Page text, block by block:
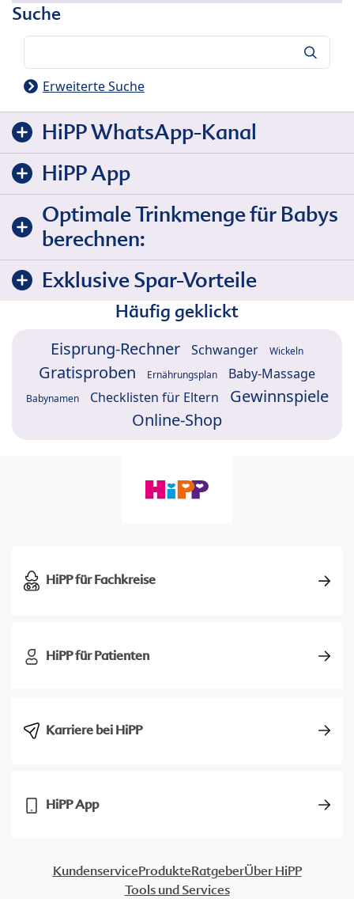
Suche
Erweiterte Suche
HiPP WhatsApp-Kanal
HiPP App
Optimale Trinkmenge für Babys
berechnen:
Exklusive Spar-Vorteile
Häufig geklickt
Eisprung-Rechner Schwanger Wickeln
Gratisproben Ernährungsplan Baby-Massage
Babynamen Checklisten für Eltern
Gewinnspiele
Online-Shop
HiPP für Fachkreise
HiPP für Patienten
Karriere bei HiPP
HiPP App
KundenserviceProdukteRatgeberÜber HiPP
Tools und Services